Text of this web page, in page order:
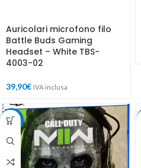
Auricolari microfono filo
Battle Buds Gaming
Headset – White TBS-
4003-02
39,90€ IVA inclusa
-38%